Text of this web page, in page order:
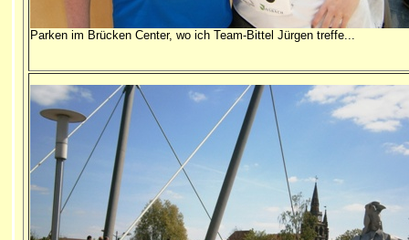
Parken im Brücken Center, wo ich Team-Bittel Jürgen treffe...